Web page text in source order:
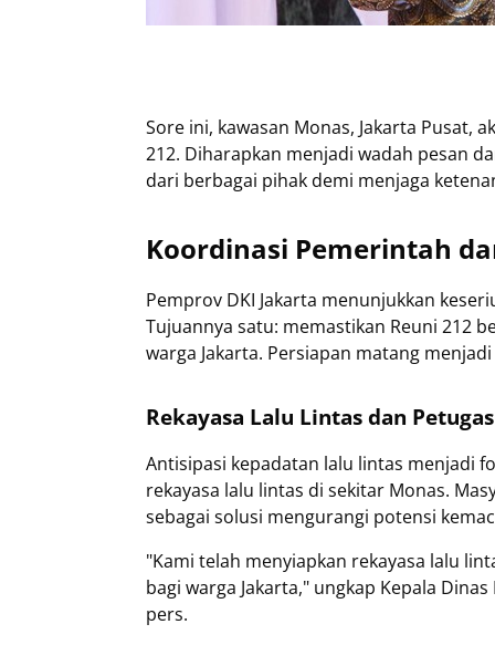
Sore ini, kawasan Monas, Jakarta Pusat,
212. Diharapkan menjadi wadah pesan
dari berbagai pihak demi menjaga
Koordinasi Pemerintah
Pemprov DKI Jakarta menunjukkan
Tujuannya satu: memastikan Reuni 212
warga Jakarta. Persiapan matang
Rekayasa Lalu Lintas dan
Antisipasi kepadatan lalu lintas menjadi
rekayasa lalu lintas di sekitar Monas.
sebagai solusi mengurangi potensi
"Kami telah menyiapkan rekayasa lalu
bagi warga Jakarta," ungkap Kepala
pers.